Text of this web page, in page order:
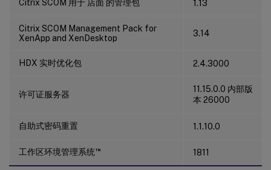
Citrix SCOM 用于 店面 的管理包 1.13
Citrix SCOM Management Pack for
XenApp and XenDesktop
3.14
HDX 实时优化包 2.4.3000
许可证服务器
11.15.0.0 内部版
本 26000
自助式密码重置 1.1.10.0
工作区环境管理系统™ 1811